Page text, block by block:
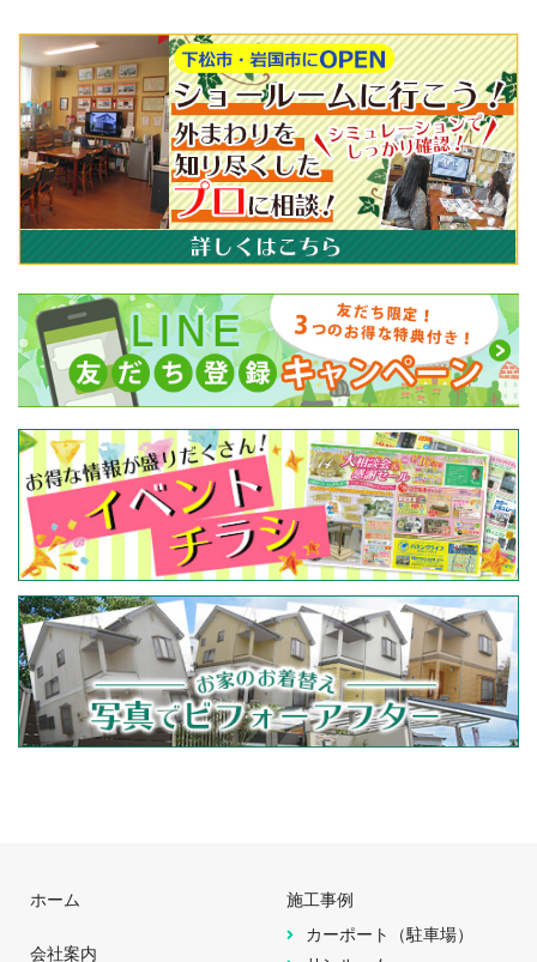
ホーム
会社案内
施工事例
カーポート（駐車場）